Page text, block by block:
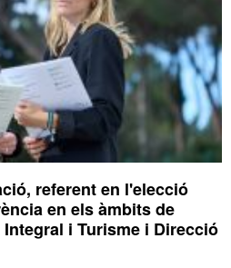
referent en l'elecció
en els àmbits de
i Turisme i Direcció